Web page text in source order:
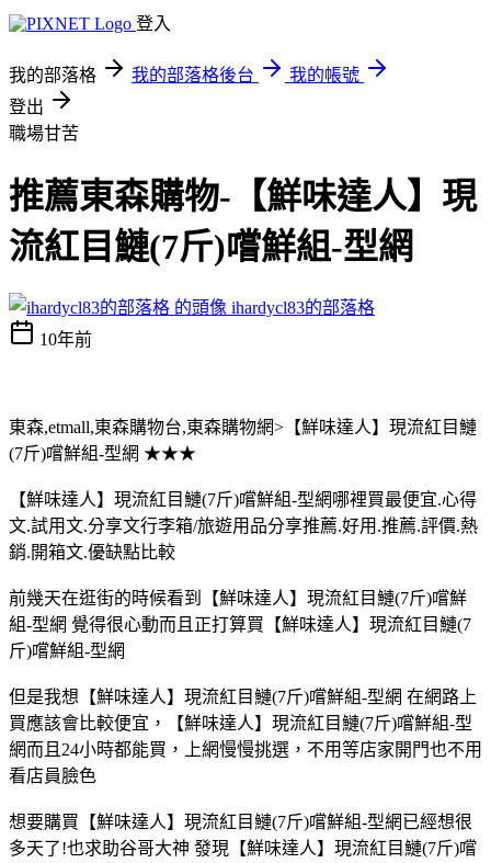
登入
我的部落格 我的部落格後台
我的帳號
登出
職場甘苦
推薦東森購物-【鮮味達人】現
流紅目鰱(7斤)嚐鮮組-型網
ihardycl83的部落格
10年前
東森,etmall,東森購物台,東森購物網>【鮮味達人】現流紅目鰱
(7斤)嚐鮮組-型網 ★★★
【鮮味達人】現流紅目鰱(7斤)嚐鮮組-型網哪裡買最便宜.心得
文.試用文.分享文行李箱/旅遊用品分享推薦.好用.推薦.評價.熱
銷.開箱文.優缺點比較
前幾天在逛街的時候看到【鮮味達人】現流紅目鰱(7斤)嚐鮮
組-型網 覺得很心動而且正打算買【鮮味達人】現流紅目鰱(7
斤)嚐鮮組-型網
但是我想【鮮味達人】現流紅目鰱(7斤)嚐鮮組-型網 在網路上
買應該會比較便宜，【鮮味達人】現流紅目鰱(7斤)嚐鮮組-型
網而且24小時都能買，上網慢慢挑選，不用等店家開門也不用
看店員臉色
想要購買【鮮味達人】現流紅目鰱(7斤)嚐鮮組-型網已經想很
多天了!也求助谷哥大神 發現【鮮味達人】現流紅目鰱(7斤)嚐